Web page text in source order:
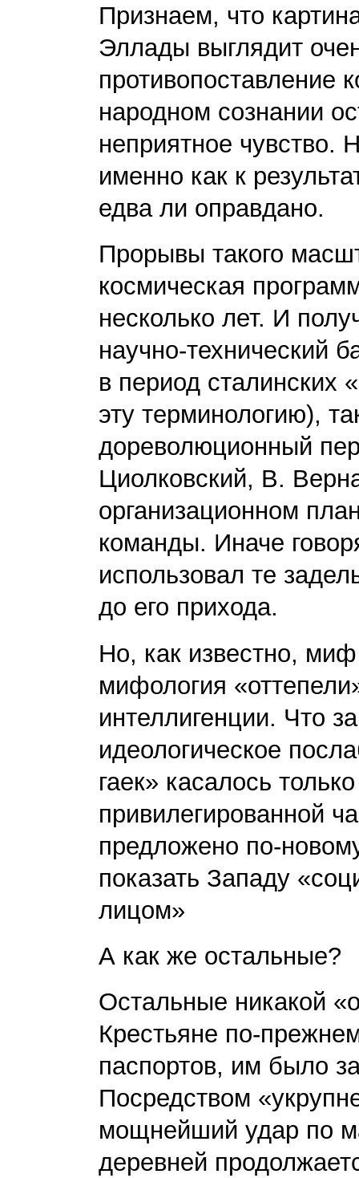
Признаем, что
Эллады выглядит
противопоставление
народном сознании
неприятное чувство.
именно как к
едва ли оправдано.
Прорывы такого
космическая
несколько лет. И
научно-технический
в период сталинских
эту терминологию),
дореволюционный
Циолковский, В.
организационном
команды. Иначе
использовал те
до его прихода.
Но, как известно,
мифология
интеллигенции. Что
идеологическое
гаек» касалось
привилегированной
предложено по-
показать Западу
лицом»
А как же остальные?
Остальные никакой
Крестьяне по-
паспортов, им было
Посредством
мощнейший удар по
деревней